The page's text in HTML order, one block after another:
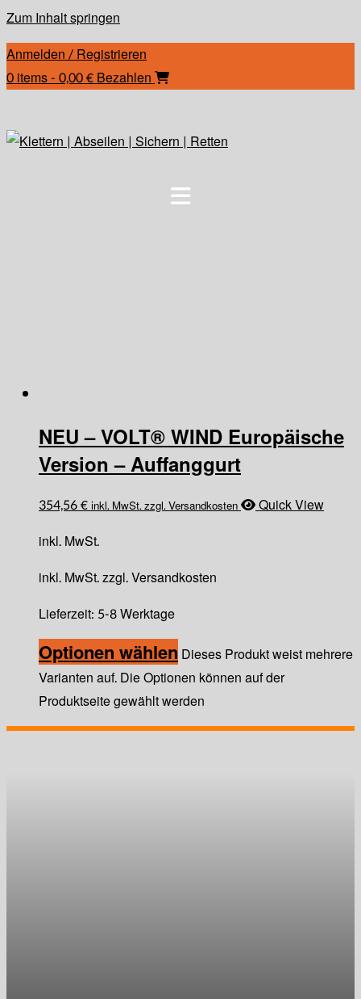
Zum Inhalt springen
Anmelden / Registrieren
0 items - 0,00 €Bezahlen
NEU – VOLT® WIND Europäische
Version – Auffanggurt
354,56€inkl. MwSt. zzgl. Versandkosten
Quick View
inkl. MwSt.
inkl. MwSt. zzgl. Versandkosten
Lieferzeit: 5-8 Werktage
Optionen wählen Dieses Produkt weist mehrere
Varianten auf. Die Optionen können auf der
Produktseite gewählt werden